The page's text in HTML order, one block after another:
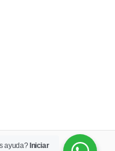
ayuda? Iniciar